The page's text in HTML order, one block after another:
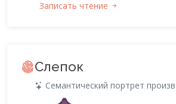
Записать чтение
Слепок
Семантический портрет